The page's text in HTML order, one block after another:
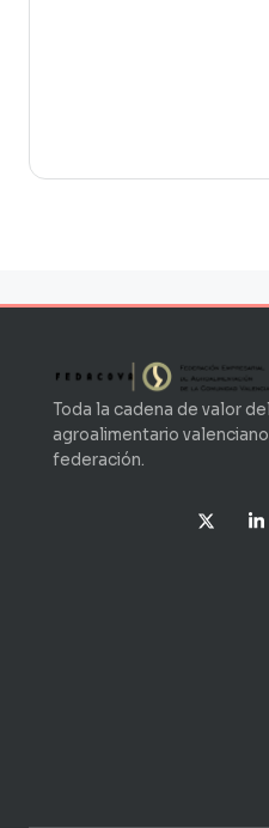
Toda la cadena de valor
agroalimentario
federación.
X
- i